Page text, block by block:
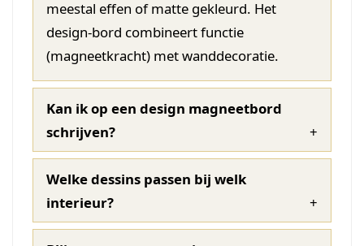
meestal effen of matte gekleurd. Het
design-bord combineert functie
(magneetkracht) met wanddecoratie.
Kan ik op een design magneetbord
schrijven?
Welke dessins passen bij welk
interieur?